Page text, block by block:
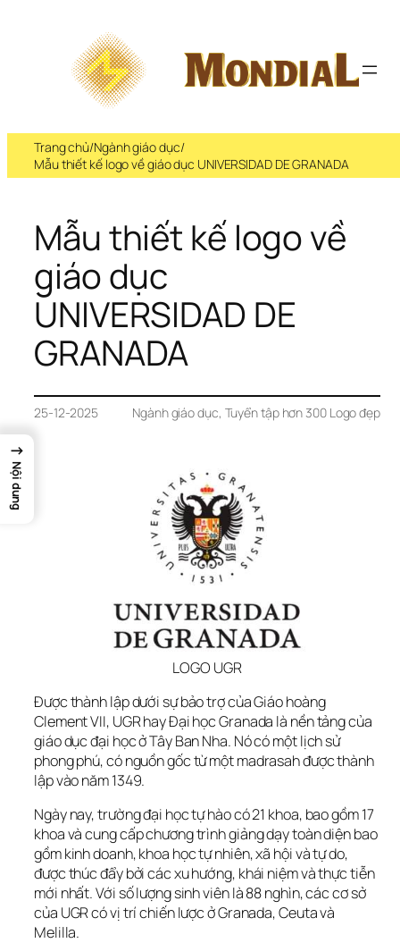
Trang chủ/Ngành giáo dục/
Mẫu thiết kế logo về giáo dục UNIVERSIDAD DE GRANADA
Mẫu thiết kế logo về
giáo dục
UNIVERSIDAD DE
GRANADA
25-12-2025 Ngành giáo dục, Tuyển tập hơn 300 Logo đẹp
LOGO UGR
Được thành lập dưới sự bảo trợ của Giáo hoàng
Clement VII, UGR hay Đại học Granada là nền tảng của
giáo dục đại học ở Tây Ban Nha. Nó có một lịch sử
phong phú, có nguồn gốc từ một madrasah được thành
lập vào năm 1349.
Ngày nay, trường đại học tự hào có 21 khoa, bao gồm 17
khoa và cung cấp chương trình giảng dạy toàn diện bao
gồm kinh doanh, khoa học tự nhiên, xã hội và tự do,
được thúc đẩy bởi các xu hướng, khái niệm và thực tiễn
mới nhất. Với số lượng sinh viên là 88 nghìn, các cơ sở
của UGR có vị trí chiến lược ở Granada, Ceuta và
Melilla.
→
Nội dung